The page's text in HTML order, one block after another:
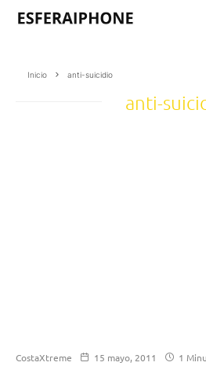
Inicio anti-suicidio
anti-
CostaXtreme 15 mayo, 2011 1